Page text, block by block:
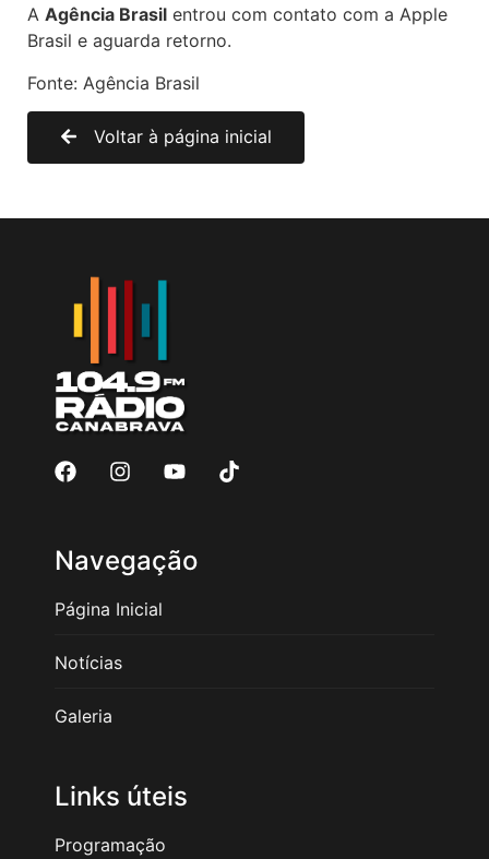
A Agência Brasil entrou com contato com a Apple
Brasil e aguarda retorno.
Fonte: Agência Brasil
Voltar à página inicial
Navegação
Página Inicial
Notícias
Galeria
Links úteis
Programação